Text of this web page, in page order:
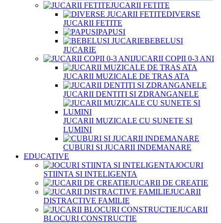
JUCARII FETITE
DIVERSE
JUCARII FETITE
PAPUSI
BEBELUSI
JUCARIE
JUCARII COPII 0-3 ANI
JUCARII MUZICALE DE TRAS ATA
JUCARII DENTITI SI ZDRANGANELE
JUCARII MUZICALE CU SUNETE SI
LUMINI
CUBURI SI JUCARII INDEMANARE
EDUCATIVE
JOCURI
STIINTA SI INTELIGENTA
JUCARII DE CREATIE
JUCARII
DISTRACTIVE FAMILIE
JUCARII
BLOCURI CONSTRUCTIE